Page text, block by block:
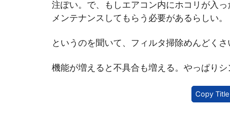
注ぽい。で、もしエアコン内にホコリが入
メンテナンスしてもらう必要があるらしい。
というのを聞いて、フィルタ掃除めんどく
機能が増えると不具合も増える。やっぱりシ
Copy